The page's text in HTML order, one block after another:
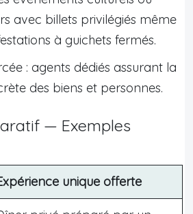
avec billets privilégiés même
à guichets fermés.
: agents dédiés assurant la
des biens et personnes.
— Exemples
unique offerte